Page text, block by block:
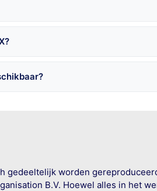
worden
B.V. Hoewel alles in het